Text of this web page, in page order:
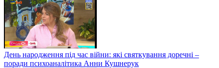
День народження під час війни: які святкування доречні –
поради психоаналітика Анни Кушнерук